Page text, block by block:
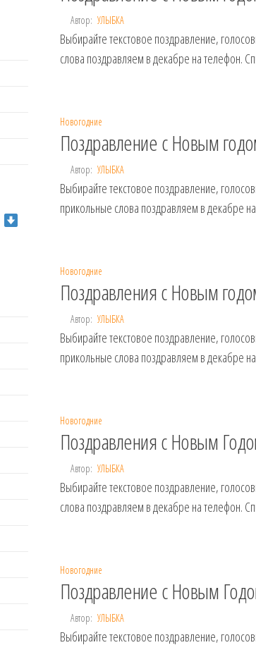
Автор: УЛЫБКА
Выбирайте текстовое поздравление,
слова поздравляем в декабре на телефон.
Новогодние
Поздравление с Новым
Автор: УЛЫБКА
Выбирайте текстовое поздравление,
прикольные слова поздравляем в декабре
Новогодние
Поздравления с Новым
Автор: УЛЫБКА
Выбирайте текстовое поздравление,
прикольные слова поздравляем в декабре
Новогодние
Поздравления с Новым
Автор: УЛЫБКА
Выбирайте текстовое поздравление,
слова поздравляем в декабре на телефон.
Новогодние
Поздравление с Новым
Автор: УЛЫБКА
Выбирайте текстовое поздравление,